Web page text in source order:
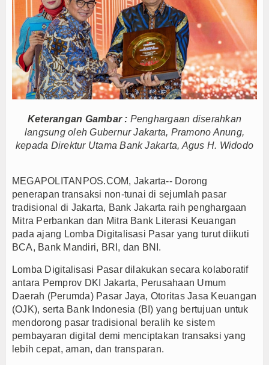
Anto Febrianto Tantang Pemuda Majalengka :
Interupsi PDIP Warnai Paripurna APBD
Bupati Majalengka Beberkan Hasil Paripurna
APBD Majalengka 2026 Naik Jadi Rp 3,14 Triliun,
Persib Gagal Juara, Ateng Sutisna Ajak
Bupati Majalengka Ajak Ribuan Bobotoh Doakan
Ateng Sutisna Satukan Ribuan Bobotoh, Nobar
Pemkab Barito Utara Kaji Tiru Tata Kelola
Bupati Barito Utara Hadiri Rakor Pemerintahan
Anto Febrianto Tantang Pemuda Majalengka :
Interupsi PDIP Warnai Paripurna APBD
Bupati Majalengka Beberkan Hasil Paripurna
APBD Majalengka 2026 Naik Jadi Rp 3,14 Triliun,
Persib Gagal Juara, Ateng Sutisna Ajak
Bupati Majalengka Ajak Ribuan Bobotoh Doakan
Ateng Sutisna Satukan Ribuan Bobotoh, Nobar
Pemkab Barito Utara Kaji Tiru Tata Kelola
Bupati Barito Utara Hadiri Rakor Pemerintahan
Keterangan Gambar : Penghargaan diserahkan
langsung oleh Gubernur Jakarta, Pramono Anung,
kepada Direktur Utama Bank Jakarta, Agus H. Widodo
MEGAPOLITANPOS.COM, Jakarta-- Dorong
penerapan transaksi non-tunai di sejumlah pasar
tradisional di Jakarta, Bank Jakarta raih penghargaan
Mitra Perbankan dan Mitra Bank Literasi Keuangan
pada ajang Lomba Digitalisasi Pasar yang turut diikuti
BCA, Bank Mandiri, BRI, dan BNI.
Lomba Digitalisasi Pasar dilakukan secara kolaboratif
antara Pemprov DKI Jakarta, Perusahaan Umum
Daerah (Perumda) Pasar Jaya, Otoritas Jasa Keuangan
(OJK), serta Bank Indonesia (BI) yang bertujuan untuk
mendorong pasar tradisional beralih ke sistem
pembayaran digital demi menciptakan transaksi yang
lebih cepat, aman, dan transparan.